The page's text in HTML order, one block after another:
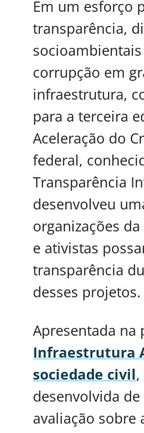
Em um esforço
transparência,
corrupção em
infraestrutura,
para a terceira
Aceleração do
federal,
Transparência
desenvolveu
organizações
e ativistas
transparência
desses projetos.
Apresentada na
Infraestrutura
sociedade civil
desenvolvida
avaliação sobre